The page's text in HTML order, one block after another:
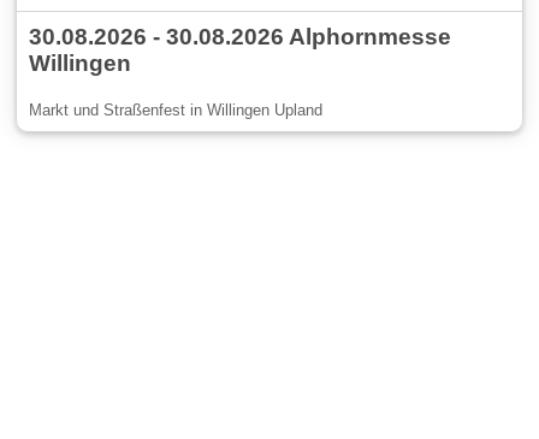
30.08.2026 - 30.08.2026 Alphornmesse
Willingen
Markt und Straßenfest in Willingen Upland